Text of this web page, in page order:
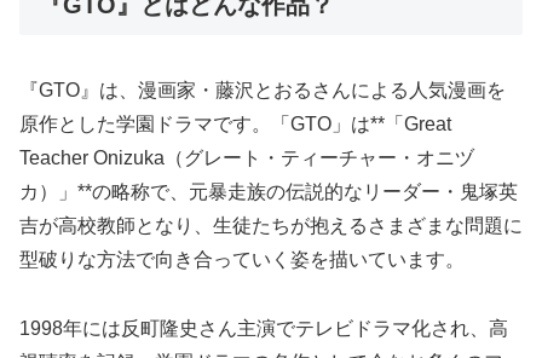
『GTO』は、漫画家・藤沢とおるさんによる人気漫画を
原作とした学園ドラマです。「GTO」は**「Great
Teacher Onizuka（グレート・ティーチャー・オニヅ
カ）」**の略称で、元暴走族の伝説的なリーダー・鬼塚英
吉が高校教師となり、生徒たちが抱えるさまざまな問題に
型破りな方法で向き合っていく姿を描いています。
1998年には反町隆史さん主演でテレビドラマ化され、高